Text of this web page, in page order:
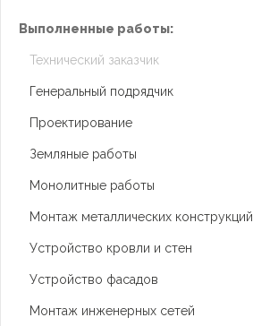
Выполненные работы:
Технический заказчик
Генеральный подрядчик
Проектирование
Земляные работы
Монолитные работы
Монтаж металлических конструкций
Устройство кровли и стен
Устройство фасадов
Монтаж инженерных сетей